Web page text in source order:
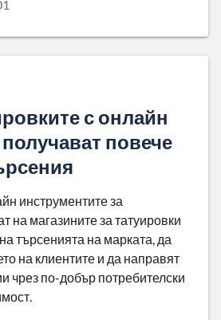
с онлайн
повече
инструментите за
на магазините за татуировки
търсенията на марката, да
на клиентите и да направят
чрез по-добър потребителски